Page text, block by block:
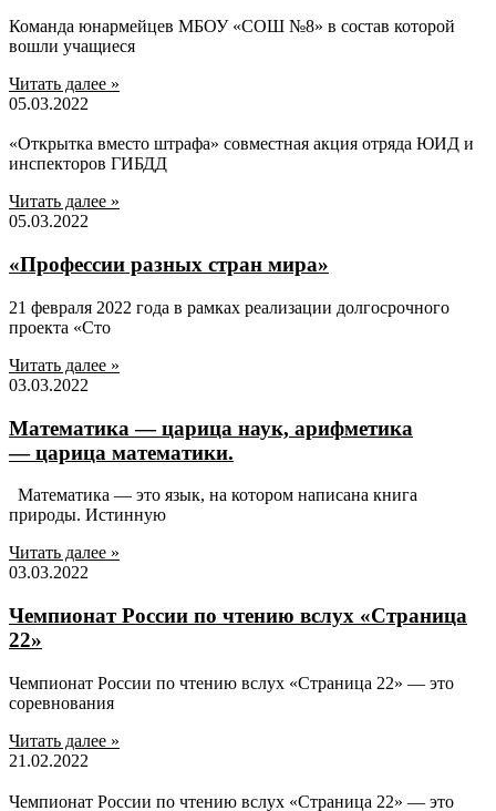
Команда юнармейцев МБОУ «СОШ №8» в состав которой
вошли учащиеся
Читать далее »
05.03.2022
«Открытка вместо штрафа» совместная акция отряда ЮИД и
инспекторов ГИБДД
Читать далее »
05.03.2022
«Профессии разных стран мира»
21 февраля 2022 года в рамках реализации долгосрочного
проекта «Сто
Читать далее »
03.03.2022
Математика — царица наук, арифметика
— царица математики.
Математика — это язык, на котором написана книга
природы. Истинную
Читать далее »
03.03.2022
Чемпионат России по чтению вслух «Страница
22»
Чемпионат России по чтению вслух «Страница 22» — это
соревнования
Читать далее »
21.02.2022
Чемпионат России по чтению вслух «Страница 22» — это